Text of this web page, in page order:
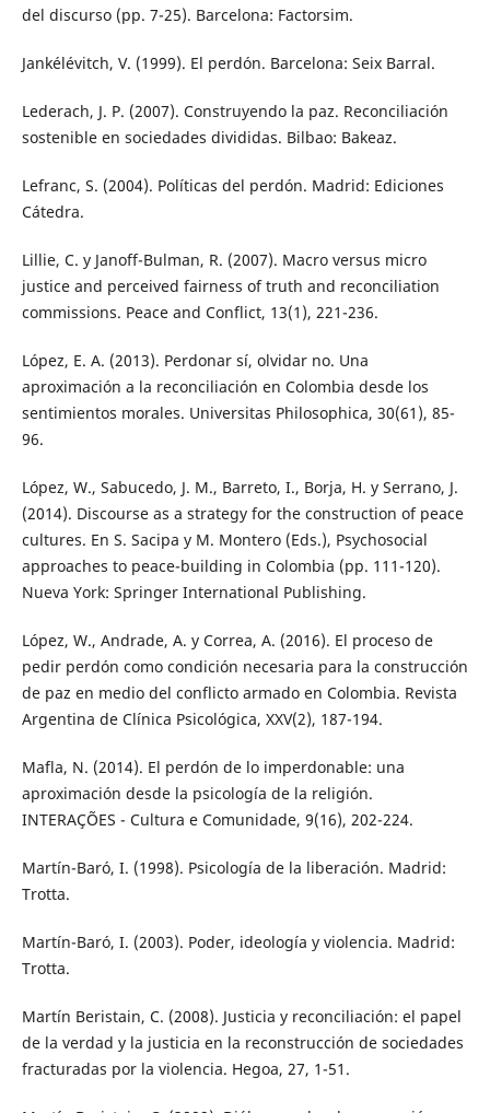
del discurso (pp. 7-25). Barcelona: Factorsim.
Jankélévitch, V. (1999). El perdón. Barcelona: Seix Barral.
Lederach, J. P. (2007). Construyendo la paz. Reconciliación
sostenible en sociedades divididas. Bilbao: Bakeaz.
Lefranc, S. (2004). Políticas del perdón. Madrid: Ediciones
Cátedra.
Lillie, C. y Janoff-Bulman, R. (2007). Macro versus micro
justice and perceived fairness of truth and reconciliation
commissions. Peace and Conflict, 13(1), 221-236.
López, E. A. (2013). Perdonar sí, olvidar no. Una
aproximación a la reconciliación en Colombia desde los
sentimientos morales. Universitas Philosophica, 30(61), 85-
96.
López, W., Sabucedo, J. M., Barreto, I., Borja, H. y Serrano, J.
(2014). Discourse as a strategy for the construction of peace
cultures. En S. Sacipa y M. Montero (Eds.), Psychosocial
approaches to peace-building in Colombia (pp. 111-120).
Nueva York: Springer International Publishing.
López, W., Andrade, A. y Correa, A. (2016). El proceso de
pedir perdón como condición necesaria para la construcción
de paz en medio del conflicto armado en Colombia. Revista
Argentina de Clínica Psicológica, XXV(2), 187-194.
Mafla, N. (2014). El perdón de lo imperdonable: una
aproximación desde la psicología de la religión.
INTERAÇÕES - Cultura e Comunidade, 9(16), 202-224.
Martín-Baró, I. (1998). Psicología de la liberación. Madrid:
Trotta.
Martín-Baró, I. (2003). Poder, ideología y violencia. Madrid:
Trotta.
Martín Beristain, C. (2008). Justicia y reconciliación: el papel
de la verdad y la justicia en la reconstrucción de sociedades
fracturadas por la violencia. Hegoa, 27, 1-51.